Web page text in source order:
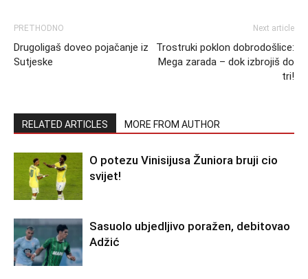
PRETHODNO
Drugoligaš doveo pojačanje iz
Sutjeske
Next article
Trostruki poklon dobrodošlice:
Mega zarada – dok izbrojiš do
tri!
RELATED ARTICLES MORE FROM AUTHOR
O potezu Vinisijusa Žuniora bruji cio
svijet!
Sasuolo ubjedljivo poražen, debitovao
Adžić